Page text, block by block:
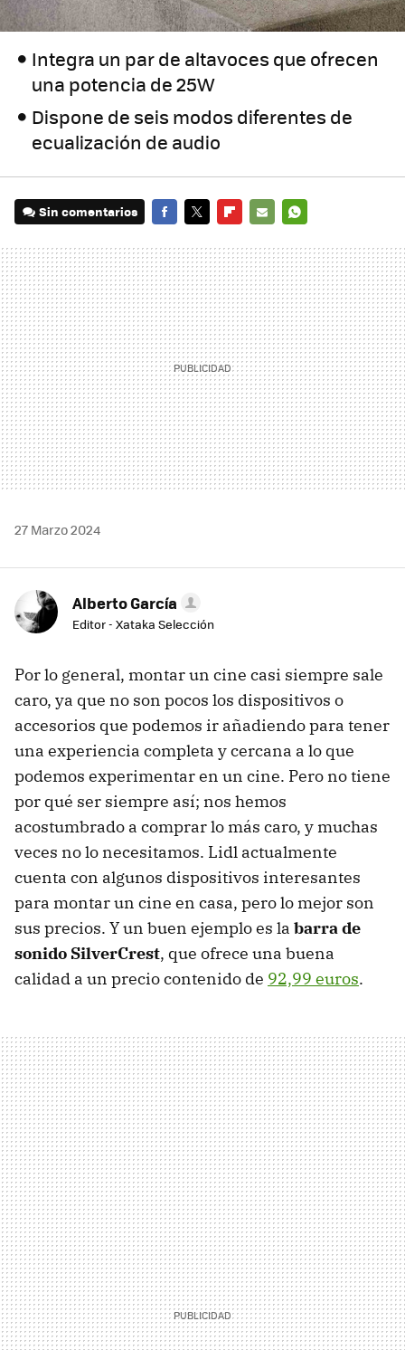
Integra un par de altavoces que ofrecen
una potencia de 25W
Dispone de seis modos diferentes de
ecualización de audio
Sin comentarios
MAIL
27 Marzo 2024
Alberto García
Editor - Xataka Selección
Por lo general, montar un cine casi siempre sale
caro, ya que no son pocos los dispositivos o
accesorios que podemos ir añadiendo para tener
una experiencia completa y cercana a lo que
podemos experimentar en un cine. Pero no tiene
por qué ser siempre así; nos hemos
acostumbrado a comprar lo más caro, y muchas
veces no lo necesitamos. Lidl actualmente
cuenta con algunos dispositivos interesantes
para montar un cine en casa, pero lo mejor son
sus precios. Y un buen ejemplo es la barra de
sonido SilverCrest, que ofrece una buena
calidad a un precio contenido de 92,99 euros.